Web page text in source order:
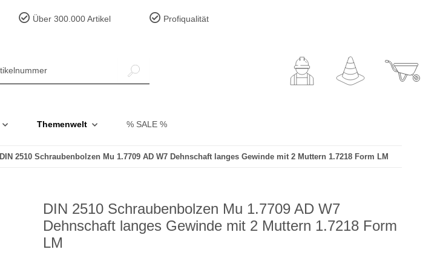
Über 300.000 Artikel Profiqualität
Themenwelt % SALE %
DIN 2510 Schraubenbolzen Mu 1.7709 AD W7 Dehnschaft langes Gewinde mit 2 Muttern 1.7218 Form LM
DIN 2510 Schraubenbolzen Mu 1.7709 AD W7
Dehnschaft langes Gewinde mit 2 Muttern 1.7218 Form
LM